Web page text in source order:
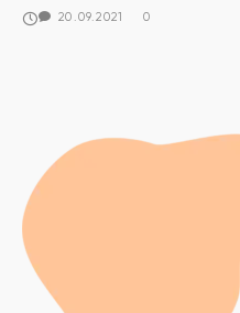
20.09.2021 0